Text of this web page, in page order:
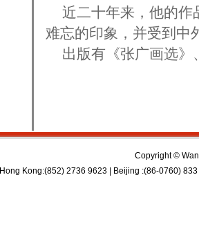
近二十年来，他的作
难忘的印象，并受到中
出版有《张广画选》
Copyright ©
Hong Kong:(852) 2736 9623 | Beijing :(86-0760)